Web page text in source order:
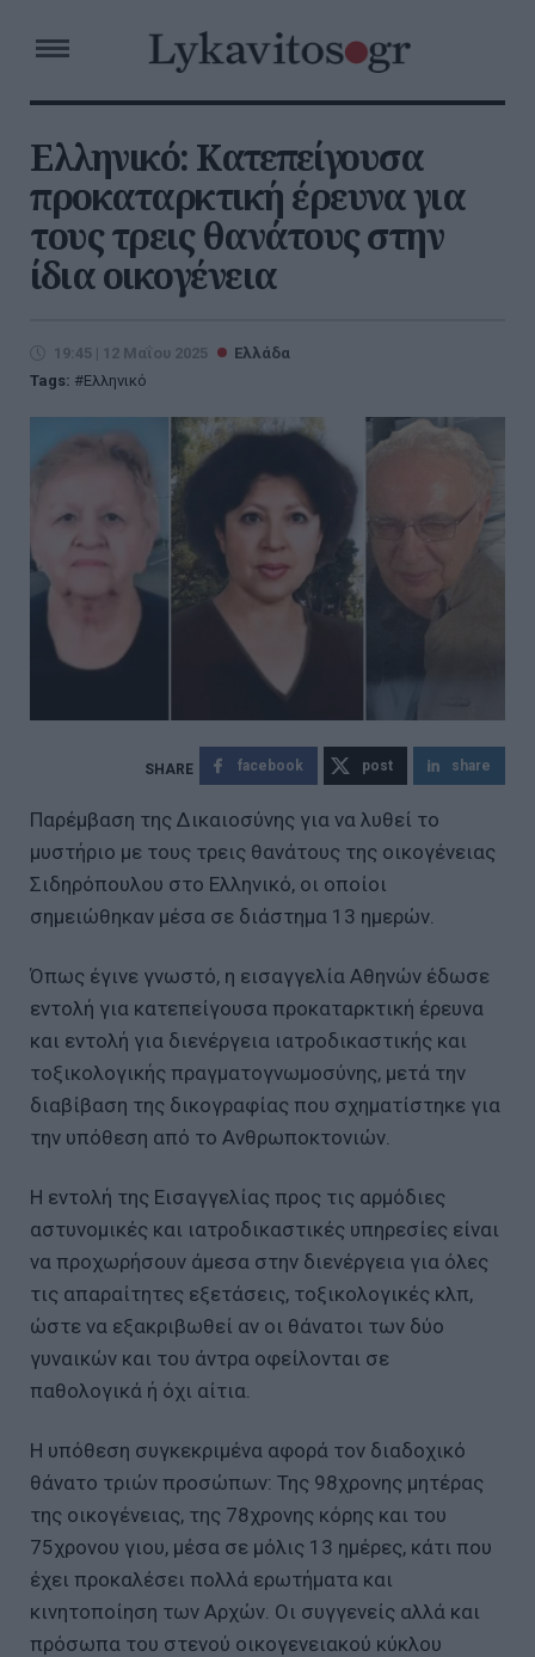
Ελληνικό: Κατεπείγουσα
προκαταρκτική έρευνα για
τους τρεις θανάτους στην
ίδια οικογένεια
19:45 | 12 Μαΐου 2025
Ελλάδα
Tags:
Ελληνικό
facebook post share
Παρέμβαση της Δικαιοσύνης για να λυθεί το
μυστήριο με τους τρεις θανάτους της οικογένειας
Σιδηρόπουλου στο Ελληνικό, οι οποίοι
σημειώθηκαν μέσα σε διάστημα 13 ημερών.
Όπως έγινε γνωστό, η εισαγγελία Αθηνών έδωσε
εντολή για κατεπείγουσα προκαταρκτική έρευνα
και εντολή για διενέργεια ιατροδικαστικής και
τοξικολογικής πραγματογνωμοσύνης, μετά την
διαβίβαση της δικογραφίας που σχηματίστηκε για
την υπόθεση από το Ανθρωποκτονιών.
Η εντολή της Εισαγγελίας προς τις αρμόδιες
αστυνομικές και ιατροδικαστικές υπηρεσίες είναι
να προχωρήσουν άμεσα στην διενέργεια για όλες
τις απαραίτητες εξετάσεις, τοξικολογικές κλπ,
ώστε να εξακριβωθεί αν οι θάνατοι των δύο
γυναικών και του άντρα οφείλονται σε
παθολογικά ή όχι αίτια.
Η υπόθεση συγκεκριμένα αφορά τον διαδοχικό
θάνατο τριών προσώπων: Της 98χρονης μητέρας
της οικογένειας, της 78χρονης κόρης και του
75χρονου γιου, μέσα σε μόλις 13 ημέρες, κάτι που
έχει προκαλέσει πολλά ερωτήματα και
κινητοποίηση των Αρχών. Οι συγγενείς αλλά και
πρόσωπα του στενού οικογενειακού κύκλου